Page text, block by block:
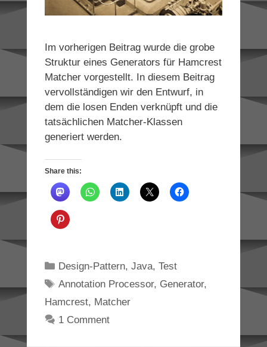
Im vorherigen Beitrag wurde die grobe
Struktur eines Generators für Hamcrest
Matcher vorgestellt. In diesem Beitrag
vervollständigen wir den Entwurf, in
dem die losen Enden verknüpft und die
tatsächlichen Matcher-Klassen
generiert werden.
Share this:
Categories
Design-Pattern, Java, Test
Tags
Annotation Processor, Generator,
Hamcrest, Matcher
1 Comment